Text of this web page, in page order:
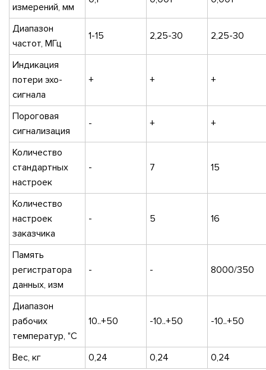
измерений, мм
Диапазон
частот, МГц
1-15 2,25-30 2,25-30
Индикация
потери эхо-
сигнала
+ + +
Пороговая
сигнализация
- + +
Количество
стандартных
настроек
- 7 15
Количество
настроек
заказчика
- 5 16
Память
регистратора
данных, изм
- - 8000/350
Диапазон
рабочих
температур, "С
10..+50 -10..+50 -10..+50
Вес, кг 0,24 0,24 0,24